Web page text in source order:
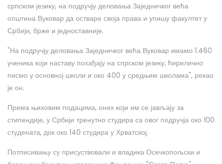
српском језику, на подручју деловања Заједничког већа
општина Вуковар да остваре своја права и упишу факултет у
Србији, брже и једноставније.
"На подручју деловања Заједничког већа Вуковар имамо 1.460
ученика који наставу похађају на спрском језику, ћирилично
писмо у основној школи и око 400 у средњим школама", рекао
је он.
Према њиховим подацима, оних који им се јављају за
стипендије, у Србији тренутно студира са овог подручја око 100
студената, док око 140 студира у Хрватској.
Потписивању су присуствовали и владика Осечкопољски и